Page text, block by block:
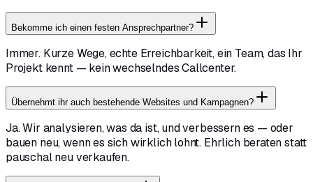
Bekomme ich einen festen Ansprechpartner?
Immer. Kurze Wege, echte Erreichbarkeit, ein Team, das Ihr
Projekt kennt — kein wechselndes Callcenter.
Übernehmt ihr auch bestehende Websites und Kampagnen?
Ja. Wir analysieren, was da ist, und verbessern es — oder
bauen neu, wenn es sich wirklich lohnt. Ehrlich beraten statt
pauschal neu verkaufen.